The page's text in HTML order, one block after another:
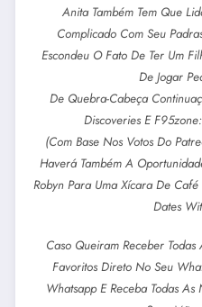
Anita Também Tem Que
Complicado Com Seu
Escondeu O Fato De Ter Um
De Jogar
De Quebra-Cabeça
Discoveries E
(Com Base Nos Votos Do
Haverá Também A
Robyn Para Uma Xícara De
Dates
Caso Queiram Receber Todas
Favoritos Direto No Seu
Whatsapp E Receba Todas